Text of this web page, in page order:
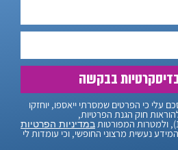
עלי כי הפרטים שמסרתי ייאספו, יוחזקו
חוק הגנת הפרטיות,
במדיניות הפרטיות
נעשית מרצוני החופשי, וכי עומדות לי
בבקשה